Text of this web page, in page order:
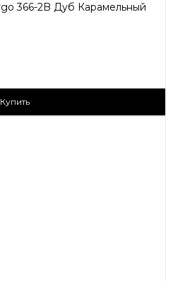
366-2B Дуб Карамельный
Купить